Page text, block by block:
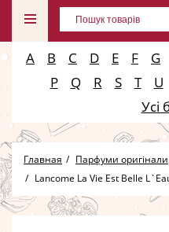
A B C D E F G
P
Q R S T U
Усі
Главная
Парфуми оригінали
Lancome La Vie Est Belle